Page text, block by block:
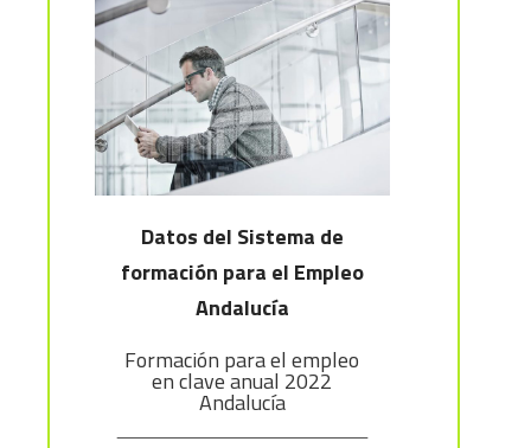
Datos del Sistema de
formación para el Empleo
Andalucía
Formación para el empleo
en clave anual 2022
Andalucía